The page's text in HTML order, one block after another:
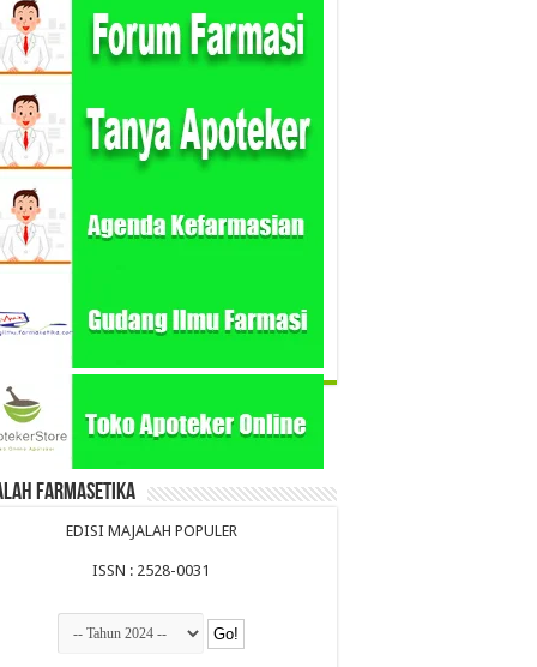
Farmasetika
EDISI MAJALAH POPULER
ISSN : 2528-0031